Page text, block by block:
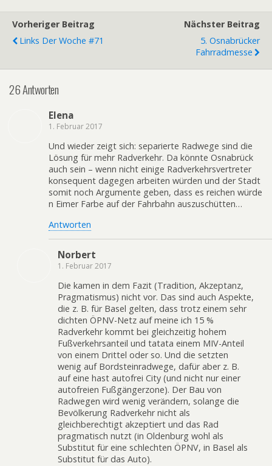
Vorheriger Beitrag
Links Der Woche #71
Nächster Beitrag
5. Osnabrücker
Fahrradmesse
26 Antworten
Elena
1. Februar 2017
Und wieder zeigt sich: separierte Radwege sind die
Lösung für mehr Radverkehr. Da könnte Osnabrück
auch sein – wenn nicht einige Radverkehrsvertreter
konsequent dagegen arbeiten würden und der Stadt
somit noch Argumente geben, dass es reichen würde
n Eimer Farbe auf der Fahrbahn auszuschütten…
Antworten
Norbert
1. Februar 2017
Die kamen in dem Fazit (Tradition, Akzeptanz,
Pragmatismus) nicht vor. Das sind auch Aspekte,
die z. B. für Basel gelten, dass trotz einem sehr
dichten ÖPNV-Netz auf meine ich 15 %
Radverkehr kommt bei gleichzeitig hohem
Fußverkehrsanteil und tatata einem MIV-Anteil
von einem Drittel oder so. Und die setzten
wenig auf Bordsteinradwege, dafür aber z. B.
auf eine hast autofrei City (und nicht nur einer
autofreien Fußgängerzone). Der Bau von
Radwegen wird wenig verändern, solange die
Bevölkerung Radverkehr nicht als
gleichberechtigt akzeptiert und das Rad
pragmatisch nutzt (in Oldenburg wohl als
Substitut für eine schlechten ÖPNV, in Basel als
Substitut für das Auto).